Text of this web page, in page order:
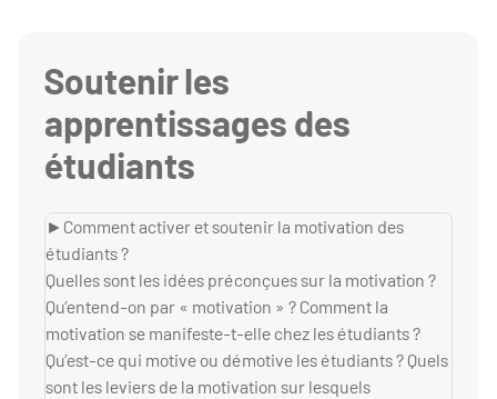
Soutenir les
apprentissages des
étudiants
►Comment activer et soutenir la motivation des
étudiants ?
Quelles sont les idées préconçues sur la motivation ?
Qu’entend-on par « motivation » ? Comment la
motivation se manifeste-t-elle chez les étudiants ?
Qu’est-ce qui motive ou démotive les étudiants ? Quels
sont les leviers de la motivation sur lesquels